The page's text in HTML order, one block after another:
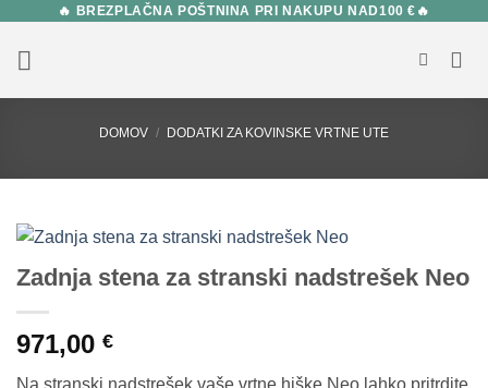
content
🔥 BREZPLAČNA POŠTNINA PRI NAKUPU NAD100 €🔥
DOMOV / DODATKI ZA KOVINSKE VRTNE UTE
Zadnja stena za stranski nadstrešek Neo
971,00 €